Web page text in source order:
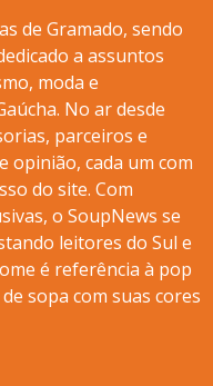
de Gramado, sendo
a assuntos
moda e
No ar desde
parceiros e
opinião, cada um com
do site. Com
o SoupNews se
leitores do Sul e
é referência à pop
sopa com suas cores